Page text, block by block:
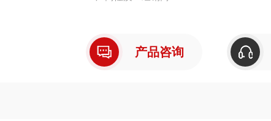
选配：±200V偏压盒（频率大到2MHz）
标准RS-232C/GPIB接口
产品咨询